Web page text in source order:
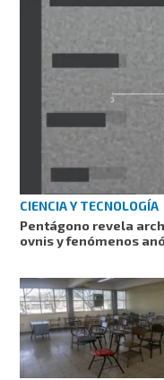
CIENCIA Y TECNOLOGÍA
Pentágono revela
ovnis y fenómenos